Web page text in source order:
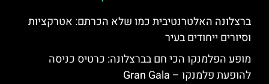
ברצלונה האלטרנטיבית כמו שלא הכרתם: אטרקציות
וסיורים ייחודים בעיר
מופע הפלמנקו הכי חם בברצלונה: כרטיס כניסה
להופעת פלמנקו – Gran Gala